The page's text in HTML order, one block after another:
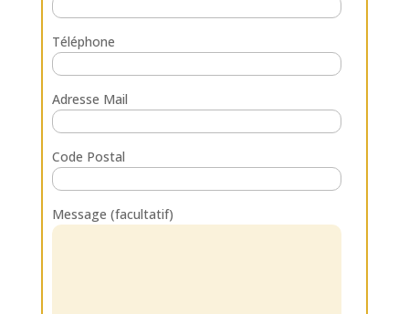
Téléphone
Adresse Mail
Code Postal
Message (facultatif)